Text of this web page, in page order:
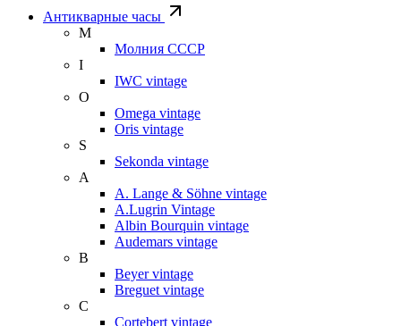
Антикварные часы
М
Молния СССР
I
IWC vintage
O
Omega vintage
Oris vintage
S
Sekonda vintage
A
A. Lange & Söhne vintage
A.Lugrin Vintage
Albin Bourquin vintage
Audemars vintage
B
Beyer vintage
Breguet vintage
C
Cortebert vintage